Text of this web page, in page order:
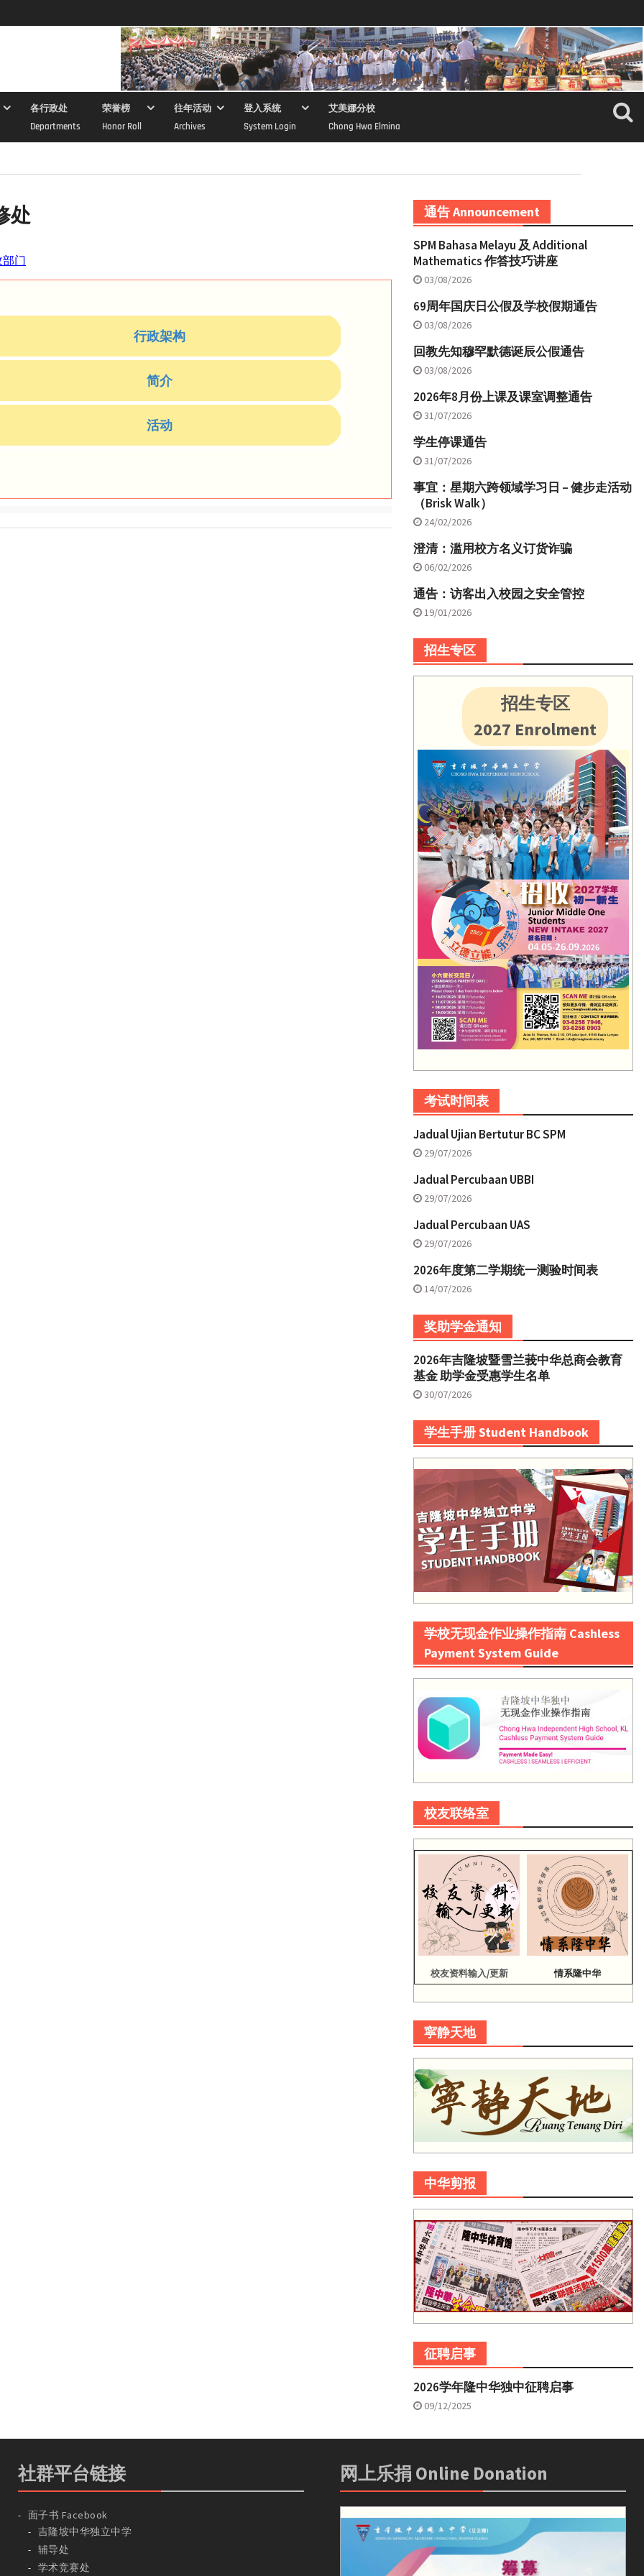
各行政处
Departments
荣誉榜
Honor Roll
往年活动
Archives
登入系统
System Login
艾美娜分校
Chong Hwa Elmina
处
门
行政架构
简介
活动
通告 Announcement
SPM Bahasa Melayu 及 Additional
Mathematics 作答技巧讲座
03/08/2026
69周年国庆日公假及学校假期通告
03/08/2026
回教先知穆罕默德诞辰公假通告
03/08/2026
2026年8月份上课及课室调整通告
31/07/2026
学生停课通告
31/07/2026
事宜：星期六跨领域学习日 – 健步走活动
（Brisk Walk）
24/02/2026
澄清：滥用校方名义订货诈骗
06/02/2026
通告：访客出入校园之安全管控
19/01/2026
招生专区
招生专区
2027 Enrolment
考试时间表
Jadual Ujian Bertutur BC SPM
29/07/2026
Jadual Percubaan UBBI
29/07/2026
Jadual Percubaan UAS
29/07/2026
2026年度第二学期统一测验时间表
14/07/2026
奖助学金通知
2026年吉隆坡暨雪兰莪中华总商会教育
基金 助学金受惠学生名单
30/07/2026
学生手册 Student Handbook
学校无现金作业操作指南 Cashless
Payment System Guide
校友联络室
校友资料输入/更新 情系隆中华
寜静天地
中华剪报
征聘启事
2026学年隆中华独中征聘启事
09/12/2025
社群平台链接
面子书 Facebook
吉隆坡中华独立中学
辅导处
学术竞赛处
网上乐捐 Online Donation